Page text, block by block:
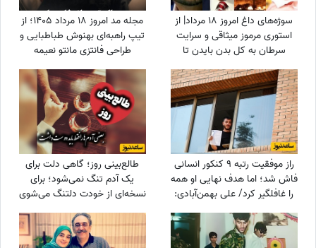
سوژه‌های داغ امروز 18 مرداد| از
استوری مرموز میثاقی و سرایت
سرطان به کل بدن بایدن تا
نشستن نکونام پشت هدایت
تراکتور تبریزی‌ها
مجله مد امروز 18 مرداد 1405؛ از
تیپ راهبه‌ای بهنوش طباطبایی و
طراحی فانتزی مانتو نعیمه
نظام‌دوست تا استایل عجیب
صابر ابر؛ جنجالی‌ترین انتخاب‌های
مد این روزهای چهره‌ها
راز موفقیت رتبه 9 کنکور انسانی
فاش شد؛ اما هدف نهایی او همه
را غافلگیر کرد/ علی بهمن‌آبادی:
می‌خواهم جانم را ...
طالع‌بینی روز؛ گاهی دلت برای
یک آدم تنگ نمی‌شود؛ برای
نسخه‌ای از خودت دلتنگ می‌شوی
که وقتی کنار او بودی،
می‌شناختی / دوشنبه 19 مرداد
1405